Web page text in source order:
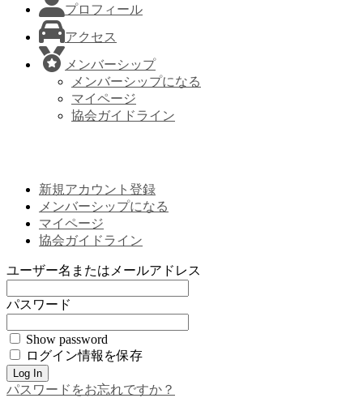
プロフィール
アクセス
メンバーシップ
メンバーシップになる
マイページ
協会ガイドライン
新規アカウント登録
メンバーシップになる
マイページ
協会ガイドライン
ユーザー名またはメールアドレス
パスワード
Show password
ログイン情報を保存
パスワードをお忘れですか？